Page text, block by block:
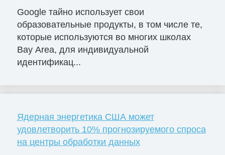
Google тайно использует свои
образовательные продукты, в том числе те,
которые используются во многих школах
Bay Area, для индивидуальной
идентификац...
Ядерная энергетика США может
удовлетворить 10% прогнозируемого спроса
на центры обработки данных